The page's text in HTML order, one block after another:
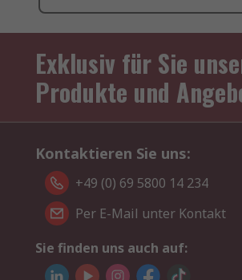
Exklusiv für Sie
Produkte und
Kontaktieren Sie uns:
+49 (0) 69 5800 14 234
Per E-Mail unter Kontakt
Sie finden uns auch auf: